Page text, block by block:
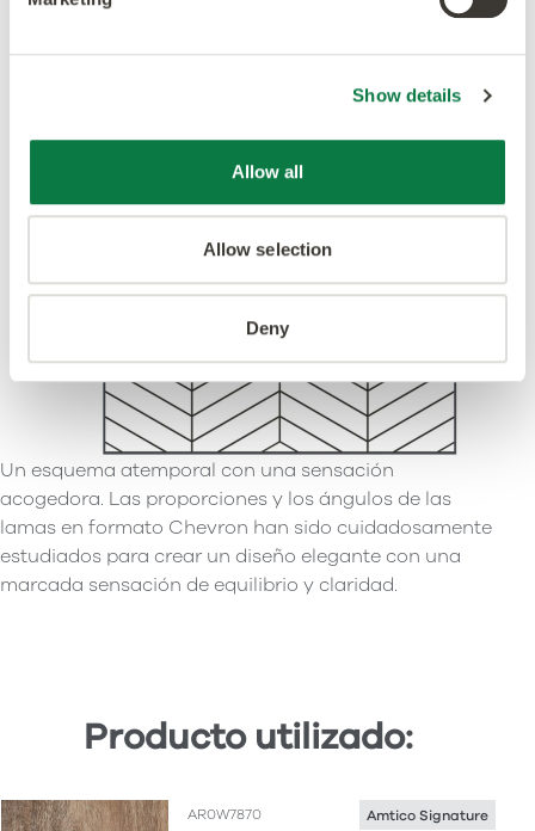
Show details
Allow all
Allow selection
Deny
Un esquema atemporal con una sensación
acogedora. Las proporciones y los ángulos de las
lamas en formato Chevron han sido cuidadosamente
estudiados para crear un diseño elegante con una
marcada sensación de equilibrio y claridad.
Producto utilizado:
AR0W7870 Amtico Signature